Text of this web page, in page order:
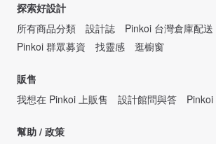
探索好設計
所有商品分類
設計誌 Pinkoi 台灣倉庫配送
Pinkoi 群眾募資
找靈感 逛櫥窗
販售
我想在 Pinkoi 上販售
設計館問與答
幫助 / 政策